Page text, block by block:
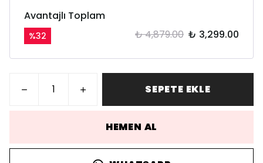
Avantajlı Toplam
%32 ₺ 4,879.00 ₺ 3,299.00
SEPETE EKLE
HEMEN AL